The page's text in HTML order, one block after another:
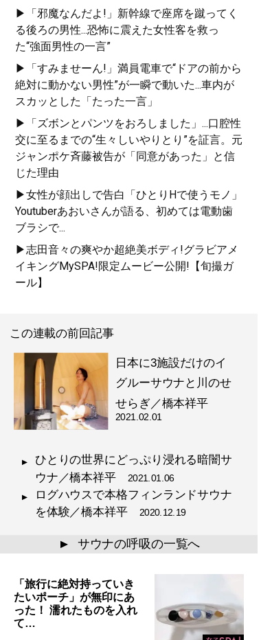
▶「邪魔なんだよ!」新幹線で座席を蹴ってく
る後ろの男性...恐怖に震えた女性客を救っ
た“強面男性の一言”
▶「すみませーん!」満員電車で“ドアの前から
絶対に動かない男性”が一瞬で動いた...車内が
スカッとした「たった一言」
▶「ズボンとパンツをおろしました」...口腔性
交に至るまでの“生々しいやりとり”を証言。元
ジャンポケ斉藤被告が「同意があった」と信
じた理由
▶女性が顔出しで告白「ひとりHで使うモノ」
Youtuberあおいさんが語る、初めては電動歯
ブラシで...
▶志田音々の爽やか超絶美ボディ!グラビアメ
イキングMySPA!限定ムービー公開!【旬撮ガ
ール】
この連載の前回記事
日本に3施設だけのイ
グルーサウナと川のせ
せらぎ／橋本祥平
2021.02.01
ひとりの世界にどっぷり浸れる暗闇サ
ウナ／橋本祥平
2021.01.06
ログハウスで本格フィンランドサウナ
を体験／橋本祥平 2020.12.19
▲ サウナの呼吸の一覧へ
「旅行に絶対持っていき
たいポーチ」が無印にあ
った！ 濡れたものを入れ
て…